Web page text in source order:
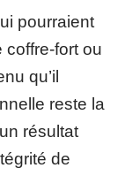
pourraient
coffre-fort ou
qu’il
reste la
résultat
de